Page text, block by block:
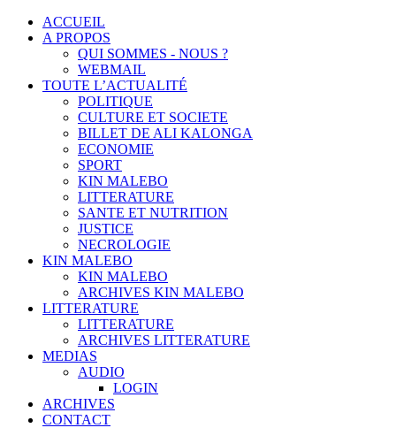
ACCUEIL
A PROPOS
QUI SOMMES - NOUS ?
WEBMAIL
TOUTE L’ACTUALITÉ
POLITIQUE
CULTURE ET SOCIETE
BILLET DE ALI KALONGA
ECONOMIE
SPORT
KIN MALEBO
LITTERATURE
SANTE ET NUTRITION
JUSTICE
NECROLOGIE
KIN MALEBO
KIN MALEBO
ARCHIVES KIN MALEBO
LITTERATURE
LITTERATURE
ARCHIVES LITTERATURE
MEDIAS
AUDIO
LOGIN
ARCHIVES
CONTACT